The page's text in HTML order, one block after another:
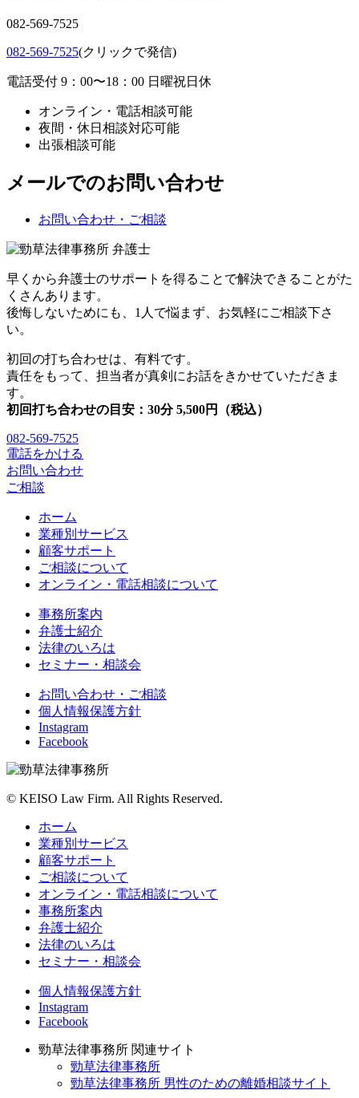
082-569-7525
082-569-7525(クリックで発信)
電話受付 9：00〜18：00 日曜祝日休
オンライン・電話相談可能
夜間・休日相談対応可能
出張相談可能
メールでのお問い合わせ
お問い合わせ・ご相談
早くから弁護士のサポートを得ることで解決できることがた
くさんあります。
後悔しないためにも、1人で悩まず、お気軽にご相談下さ
い。
初回の打ち合わせは、有料です。
責任をもって、担当者が真剣にお話をきかせていただきま
す。
初回打ち合わせの目安：30分 5,500円（税込）
082-569-7525
電話をかける
お問い合わせ
ご相談
ホーム
業種別サービス
顧客サポート
ご相談について
オンライン・電話相談について
事務所案内
弁護士紹介
法律のいろは
セミナー・相談会
お問い合わせ・ご相談
個人情報保護方針
Instagram
Facebook
© KEISO Law Firm. All Rights Reserved.
ホーム
業種別サービス
顧客サポート
ご相談について
オンライン・電話相談について
事務所案内
弁護士紹介
法律のいろは
セミナー・相談会
個人情報保護方針
Instagram
Facebook
勁草法律事務所 関連サイト
勁草法律事務所
勁草法律事務所 男性のための離婚相談サイト